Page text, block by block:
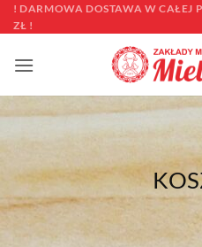
Przewiń
do
! DARMOWA DOSTAWA W CAŁEJ
ZŁ !